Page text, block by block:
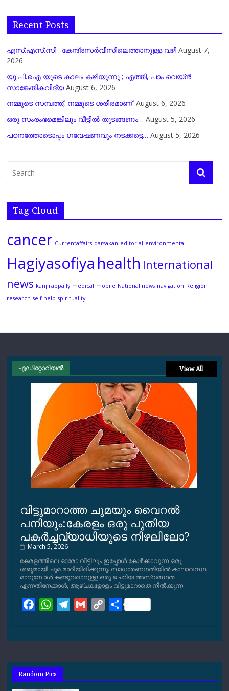
Recent Posts
എസ്.എസ്.സി : കേന്ദ്രസർവീസിലെത്താനുള്ള വഴി August 7,
2026
യു.പി.ഐ യുടെ കാലം കഴിയുന്നു ; എത്തി, പാം വെയ്ൻ
സാങ്കേതികവിദ്യ August 6, 2026
നമ്മുടെ സമ്പത്ത്, നമ്മുടെ ശരീരമാണ്. August 6, 2026
ഒരു സംരംഭമെങ്കിലും വീട്ടിൽ തുടങ്ങണം… August 5, 2026
പഠനത്തോടൊപ്പം ഗവേഷണവും നടക്കട്ടെ… August 5, 2026
Tag Cloud
cancer Currentaffairs darsakan editorial environmental
Hagiyasofiya health International
news kanjirappally medical mobile National news navigation Religion
research self-help spirituality
എഡിറ്റോറിയല്‍ View All
വിട്ടുമാറാത്ത ചുമയും വൈറല്‍
പനിയും:കേരളം ഒരു പുതിയ
പകര്‍ച്ചവ്യാധിയുടെ നിഴലിലോ?
March 5, 2026
കേരളത്തിലെ ഓരോ വീട്ടിലും ഇപ്പോള്‍ കേള്‍ക്കാവുന്ന ഒരു
ശബ്ദമായി ചുമ മാറിയിരിക്കുന്നു. സാധാരണഗതിയില്‍ കാലാവസ്ഥ
മാറുമ്പോള്‍ കണ്ടുവരാറുള്ള ഒരു ചെറിയ അസ്വസ്ഥത
എന്നതിനേക്കാള്‍, ആഴ്ചകളോളം വിട്ടുമാറാതെ നില്‍ക്കുന്ന
e
o
o
W
t
A
p
e
a
i
y
n
S
r
Random Pics